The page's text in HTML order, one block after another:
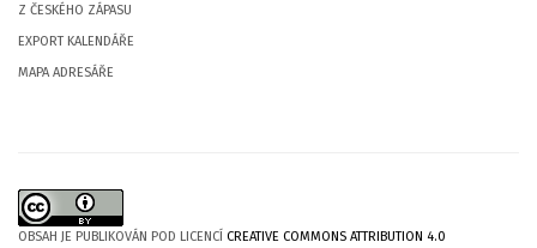
Z ČESKÉHO ZÁPASU
EXPORT KALENDÁŘE
MAPA ADRESÁŘE
OBSAH JE PUBLIKOVÁN POD LICENCÍ CREATIVE COMMONS ATTRIBUTION 4.0